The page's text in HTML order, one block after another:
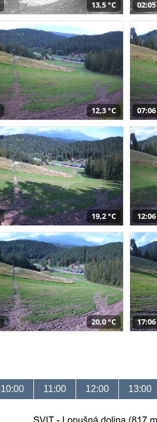
13,5 °C 02:05
12,3 °C 07:06
19,2 °C 12:06
20,0 °C 17:06
10:00 11:00 12:00 13:00